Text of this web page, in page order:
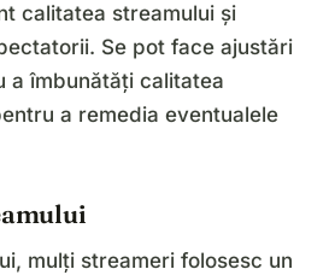
calitatea streamului și
Se pot face ajustări
a îmbunătăți calitatea
a remedia eventualele
mulți streameri folosesc un